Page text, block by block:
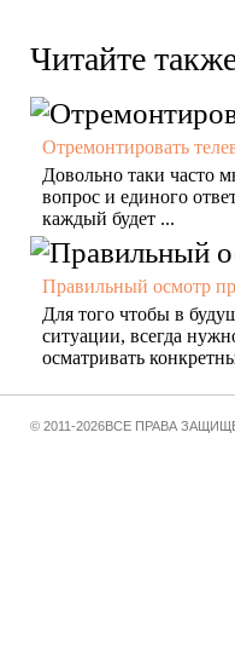
Читайте
Отремонтировать
Довольно таки часто
вопрос и единого
каждый будет ...
Правильный осмотр
Для того чтобы в
ситуации, всегда
осматривать
© 2011-2026ВСЕ ПРАВА